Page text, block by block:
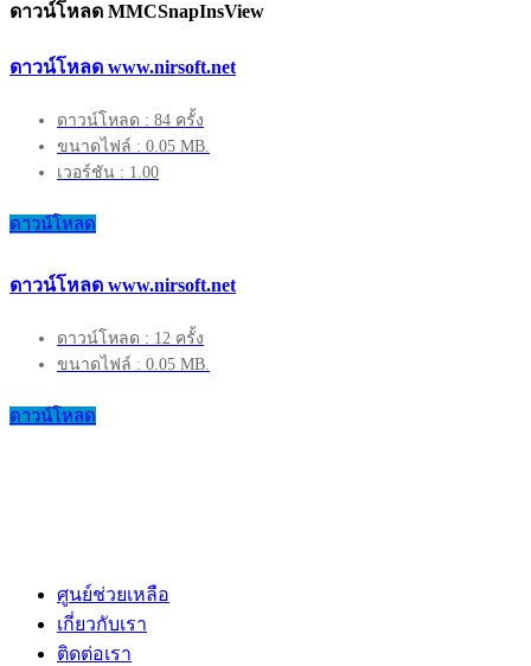
ดาวน์โหลด MMCSnapInsView
ดาวน์โหลด www.nirsoft.net
ดาวน์โหลด : 84 ครั้ง
ขนาดไฟล์ : 0.05 MB.
เวอร์ชัน : 1.00
ดาวน์โหลด
ดาวน์โหลด www.nirsoft.net
ดาวน์โหลด : 12 ครั้ง
ขนาดไฟล์ : 0.05 MB.
ดาวน์โหลด
ศูนย์ช่วยเหลือ
เกี่ยวกับเรา
ติดต่อเรา